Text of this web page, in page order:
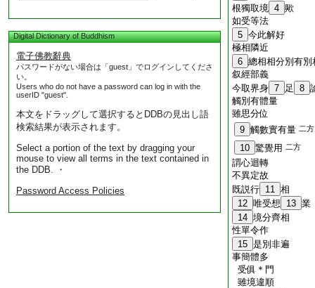
Digital Dictionary of Buddhism
電子佛教辭典
パスワードがない場合は「guest」でログインしてくださ
い。
Users who do not have a password can log in with the
userID "guest".
本文をドラッグして選択するとDDBの見出し語
検索結果が表示されます。
Select a portion of the text by dragging your
mouse to view all terms in the text contained in
the DDB. ・
Password Access Policies
根獨取境 4 歟
如受等法
5 今此解好
極相隣近
6 總相相分別有別
叙經部義
今取界身 7 足 8
觸別有體量
雖思分位
9 觸數實有量 二方
10 驚覺用 二方
謂心迴轉
不異定故
既説行 11 相
12 唯受想 13 業
14 境分齊相
性單令作
15 是別非遍
事簡體多
受俱＊門
雖境違順